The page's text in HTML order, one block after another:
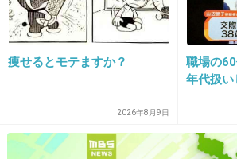
ら、
何年経っても、声を大にして「
お祝いさせていただきます！
19. 匿名 2012/12/13(木) 22:23:56
痩せるとモテますか？
2026年8月9日
職場の
年代扱